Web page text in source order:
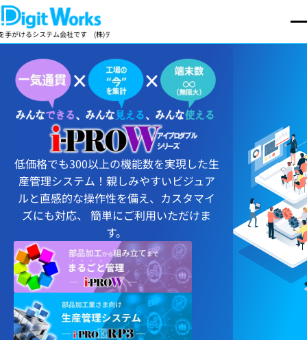
(株)デジットワークスは製造業向け基幹業務パッケージの開発・販売を手がけるシステ
会社です
低価格でも300以上の機能数を実現した生
産管理システム！親しみやすいビジュア
ルと直感的な操作性を備え、カスタマイ
ズにも対応、 簡単にご利用いただけま
す。